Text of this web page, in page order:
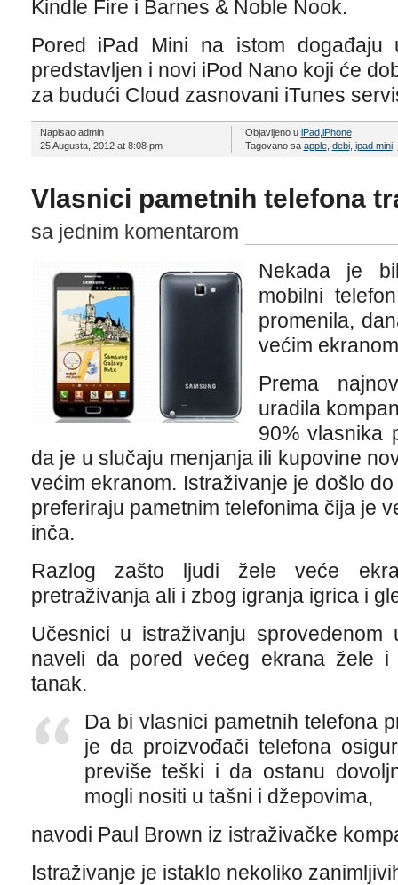
Kindle Fire i Barnes & Noble Nook.
Pored iPad Mini na istom
predstavljen i novi iPod Nano koji će
za budući Cloud zasnovani iTunes
Napisao admin
25 Augusta, 2012 at 8:08 pm
Objavljeno u iPad, iPhone
Tagovano sa apple, debi, ipad mini,
Vlasnici pametnih telefona
sa jednim komentarom
Nekada je
mobilni
promenila,
većim
Prema
uradila
90% vlasnika
da je u slučaju menjanja ili kupovine
većim ekranom. Istraživanje je došlo
preferiraju pametnim telefonima čija je
inča.
Razlog zašto ljudi žele veće
pretraživanja ali i zbog igranja igrica i
Učesnici u istraživanju
naveli da pored većeg ekrana žele i
tanak.
Da bi vlasnici pametnih telefona
je da proizvođači telefona
previše teški i da ostanu
mogli nositi u tašni i džepovima,
navodi Paul Brown iz istraživačke
Istraživanje je istaklo nekoliko